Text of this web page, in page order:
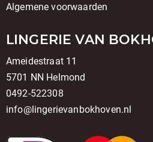
Algemene voorwaarden
LINGERIE VAN
Ameidestraat 11
5701 NN Helmond
0492-522308
info@lingerievanbokhoven.nl